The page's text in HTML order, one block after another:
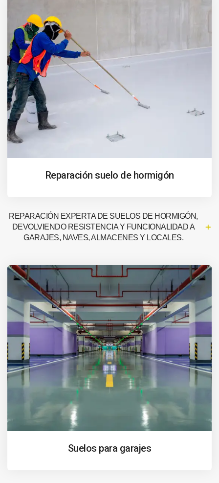
Reparación suelo de hormigón
REPARACIÓN EXPERTA DE SUELOS DE HORMIGÓN,
DEVOLVIENDO RESISTENCIA Y FUNCIONALIDAD A
GARAJES, NAVES, ALMACENES Y LOCALES.
Suelos para garajes